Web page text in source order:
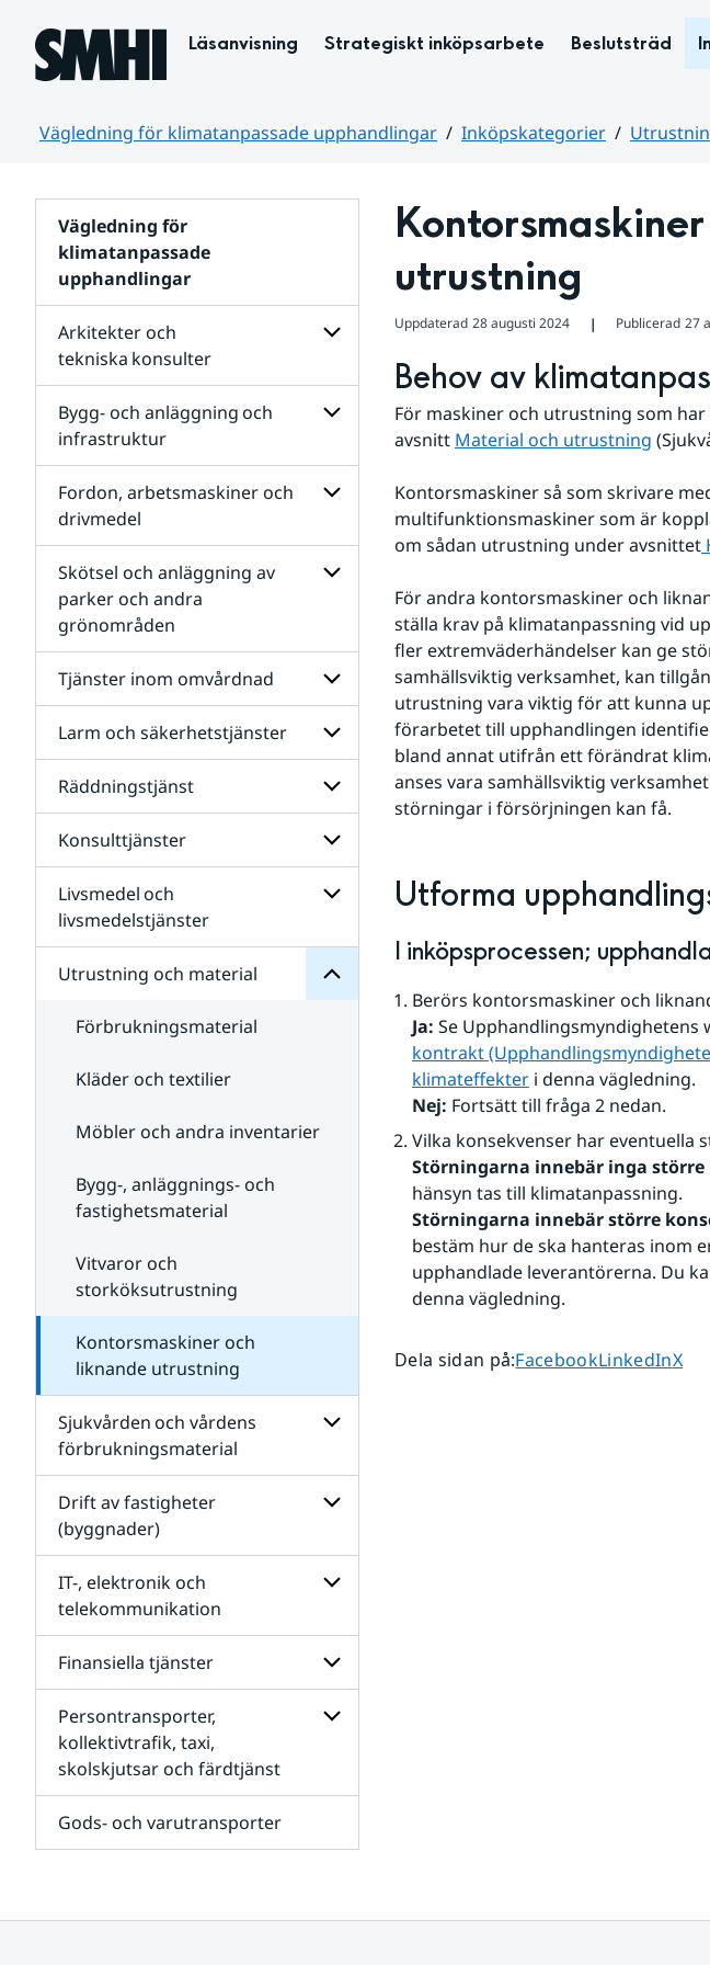
Hoppa till sidans innehåll
Läsanvisning Strategiskt inköpsarbete Beslutsträd
Vägledning för klimatanpassade upphandlingar Inköpskategorier
Vägledning för
klimatanpassade
upphandlingar
Arkitekter och
tekniska konsulter
Undersidor
för
Arkitekter
tekniska konsulter
Bygg- och anläggning och
infrastruktur
Undersidor
för
anläggning och
infrastruktur
Fordon, arbetsmaskiner och
drivmedel
Undersidor
för
arbetsmaskiner
drivmedel
Skötsel och anläggning av
parker och andra
grönområden
Undersidor
för
Skötsel
och
anläggning
av
och
andra
grönområden
Tjänster inom omvårdnad
Undersidor
för
Tjänster
inom
omvårdnad
Larm och säkerhetstjänster
Undersidor
för
Larm
och
säkerhetstjänster
Räddningstjänst
Undersidor
för
Räddningstjänst
Konsulttjänster
Undersidor
Konsulttjänster
Livsmedel och
livsmedelstjänster
Undersidor
för
Livsmedel och
livsmedelstjänster
Utrustning och material
för
Utrustning
material
Förbrukningsmaterial
Kläder och textilier
Möbler och andra inventarier
Bygg-, anläggnings- och
fastighetsmaterial
Vitvaror och
storköksutrustning
Kontorsmaskiner och
liknande utrustning
Sjukvården och vårdens
förbrukningsmaterial
Undersidor
för
förbrukningsmaterial
Drift av fastigheter
(byggnader)
Undersidor
för
fastigheter
(byggnader)
IT-, elektronik och
telekommunikation
Undersidor
för
och
Finansiella tjänster
Undersidor
Persontransporter,
kollektivtrafik, taxi,
skolskjutsar och färdtjänst
för
taxi,
Gods- och varutransporter
utrustning
Uppdaterad 28 augusti 2024 ❘ Publicerad 27
Behov av
För maskiner och utrustning som
avsnitt Material och utrustning
Kontorsmaskiner så som skrivare
multifunktionsmaskiner som är
om sådan utrustning under avsnittet
För andra kontorsmaskiner och
ställa krav på klimatanpassning vid
fler extremväderhändelser kan ge
samhällsviktig verksamhet, kan
utrustning vara viktig för att kunna
förarbetet till upphandlingen
bland annat utifrån ett förändrat
anses vara samhällsviktig
störningar i försörjningen kan få.
Utforma
I inköpsprocessen;
Berörs kontorsmaskiner och
Ja: Se Upphandlingsmyndighetens
kontrakt
klimateffekter i denna vägledning.
Nej: Fortsätt till fråga 2 nedan.
Vilka konsekvenser har eventuella
Störningarna innebär inga större
hänsyn tas till klimatanpassning.
Störningarna innebär större
bestäm hur de ska hanteras inom
upphandlade leverantörerna. Du
denna vägledning.
Dela sidan på:Dela sidan på
FacebookDela sidan på
LinkedInX